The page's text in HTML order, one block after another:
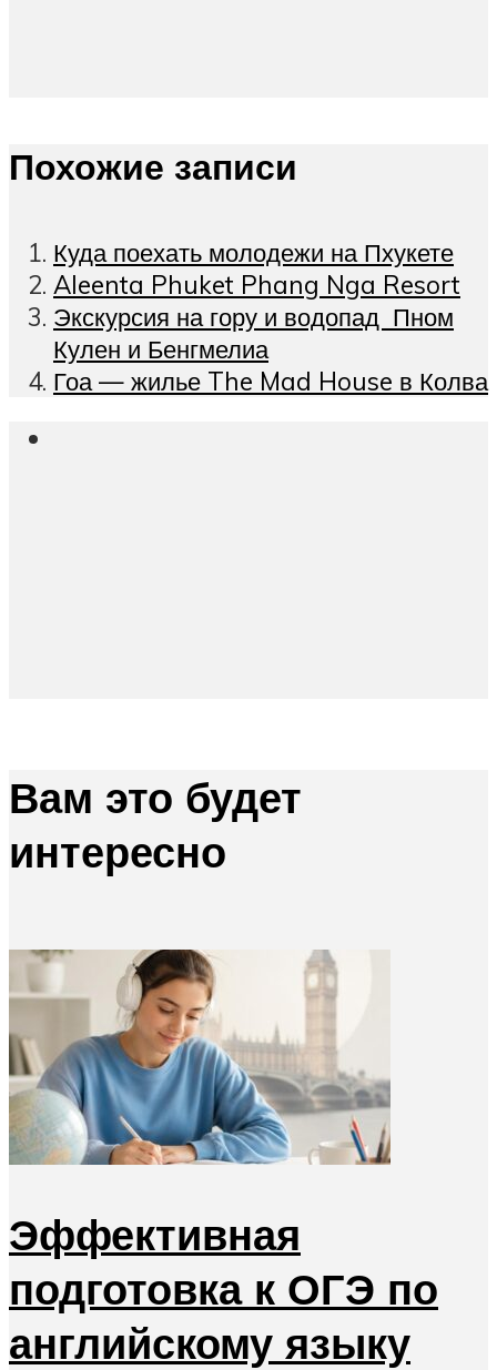
Похожие записи
Куда поехать молодежи на Пхукете
Aleenta Phuket Phang Nga Resort
Экскурсия на гору и водопад Пном
Кулен и Бенгмелиа
Гоа — жилье The Mad House в Колва
Вам это будет
интересно
Эффективная
подготовка к ОГЭ по
английскому языку